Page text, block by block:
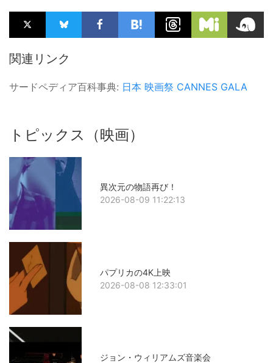
関連リンク
サードペディア百科事典: 日本 映画祭 CANNES GALA
トピックス（映画）
異次元の物語再び！
2026-08-09 11:22:13
パプリカの4K上映
2026-08-08 12:33:01
ジョン・ウィリアムズ音楽会